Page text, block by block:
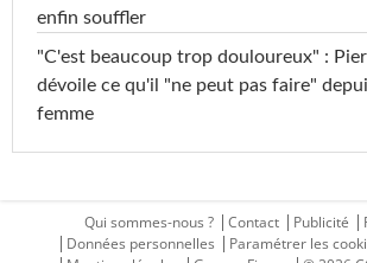
enfin souffler
"C'est beaucoup trop douloureux" :
dévoile ce qu'il "ne peut pas faire"
femme
Qui sommes-nous ? Contact Publicité
Données personnelles
Paramétrer les